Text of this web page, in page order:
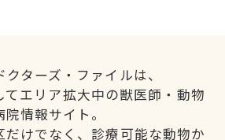
ターズ・ファイルは、
てエリア拡大中の獣医師・動物
院情報サイト。
だけでなく、診療可能な動物か